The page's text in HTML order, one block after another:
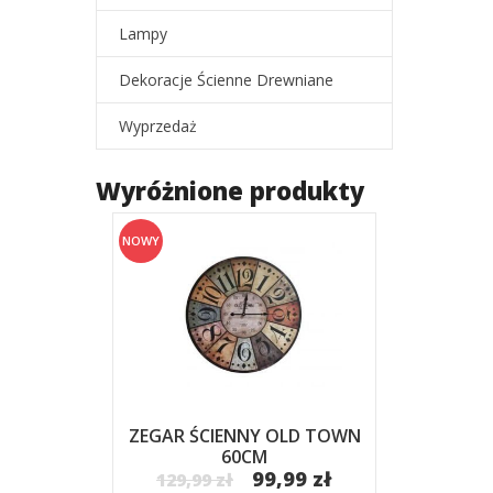
Lampy
Dekoracje Ścienne Drewniane
Wyprzedaż
Wyróżnione produkty
ZEGAR ŚCIENNY OLD TOWN
60CM
129,99 zł
99,99 zł
NOWY